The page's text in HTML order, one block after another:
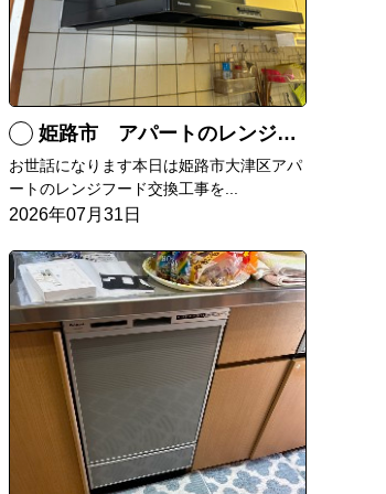
姫路市 アパートのレンジフード交換
お世話になります本日は姫路市大津区アパ
ートのレンジフード交換工事を...
2026年07月31日